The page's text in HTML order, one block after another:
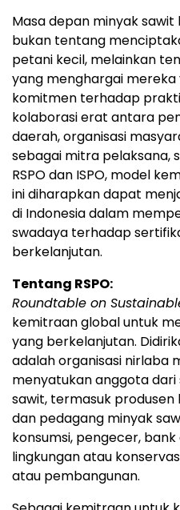
Masa depan minyak
bukan tentang
petani kecil, melainkan
yang menghargai
komitmen terhadap
kolaborasi erat antara
daerah, organisasi
sebagai mitra pelaksana,
RSPO dan ISPO, model
ini diharapkan dapat
di Indonesia dalam
swadaya terhadap
berkelanjutan.
Tentang RSPO:
Roundtable on
kemitraan global untuk
yang berkelanjutan.
adalah organisasi nirlaba
menyatukan anggota
sawit, termasuk
dan pedagang minyak
konsumsi, pengecer, bank
lingkungan atau
atau pembangunan.